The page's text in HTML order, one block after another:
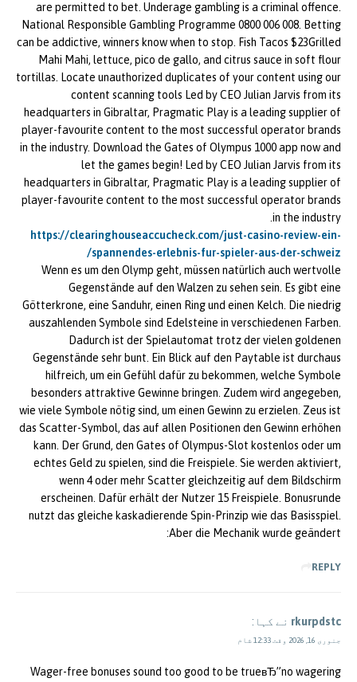
are permitted to bet. Underage gambling is a criminal offence.
National Responsible Gambling Programme 0800 006 008. Betting
can be addictive, winners know when to stop. Fish Tacos $23Grilled
Mahi Mahi, lettuce, pico de gallo, and citrus sauce in soft flour
tortillas. Locate unauthorized duplicates of your content using our
content scanning tools Led by CEO Julian Jarvis from its
headquarters in Gibraltar, Pragmatic Play is a leading supplier of
player-favourite content to the most successful operator brands
in the industry. Download the Gates of Olympus 1000 app now and
let the games begin! Led by CEO Julian Jarvis from its
headquarters in Gibraltar, Pragmatic Play is a leading supplier of
player-favourite content to the most successful operator brands
in the industry.
https://clearinghouseaccucheck.com/just-casino-review-ein-
spannendes-erlebnis-fur-spieler-aus-der-schweiz/
Wenn es um den Olymp geht, müssen natürlich auch wertvolle
Gegenstände auf den Walzen zu sehen sein. Es gibt eine
Götterkrone, eine Sanduhr, einen Ring und einen Kelch. Die niedrig
auszahlenden Symbole sind Edelsteine in verschiedenen Farben.
Dadurch ist der Spielautomat trotz der vielen goldenen
Gegenstände sehr bunt. Ein Blick auf den Paytable ist durchaus
hilfreich, um ein Gefühl dafür zu bekommen, welche Symbole
besonders attraktive Gewinne bringen. Zudem wird angegeben,
wie viele Symbole nötig sind, um einen Gewinn zu erzielen. Zeus ist
das Scatter-Symbol, das auf allen Positionen den Gewinn erhöhen
kann. Der Grund, den Gates of Olympus-Slot kostenlos oder um
echtes Geld zu spielen, sind die Freispiele. Sie werden aktiviert,
wenn 4 oder mehr Scatter gleichzeitig auf dem Bildschirm
erscheinen. Dafür erhält der Nutzer 15 Freispiele. Bonusrunde
nutzt das gleiche kaskadierende Spin-Prinzip wie das Basisspiel.
Aber die Mechanik wurde geändert:
REPLY
rkurpdstc نے کہا:
جنوری 16, 2026 وقت 12:33 شام
Wager-free bonuses sound too good to be trueвЂ”no wagering